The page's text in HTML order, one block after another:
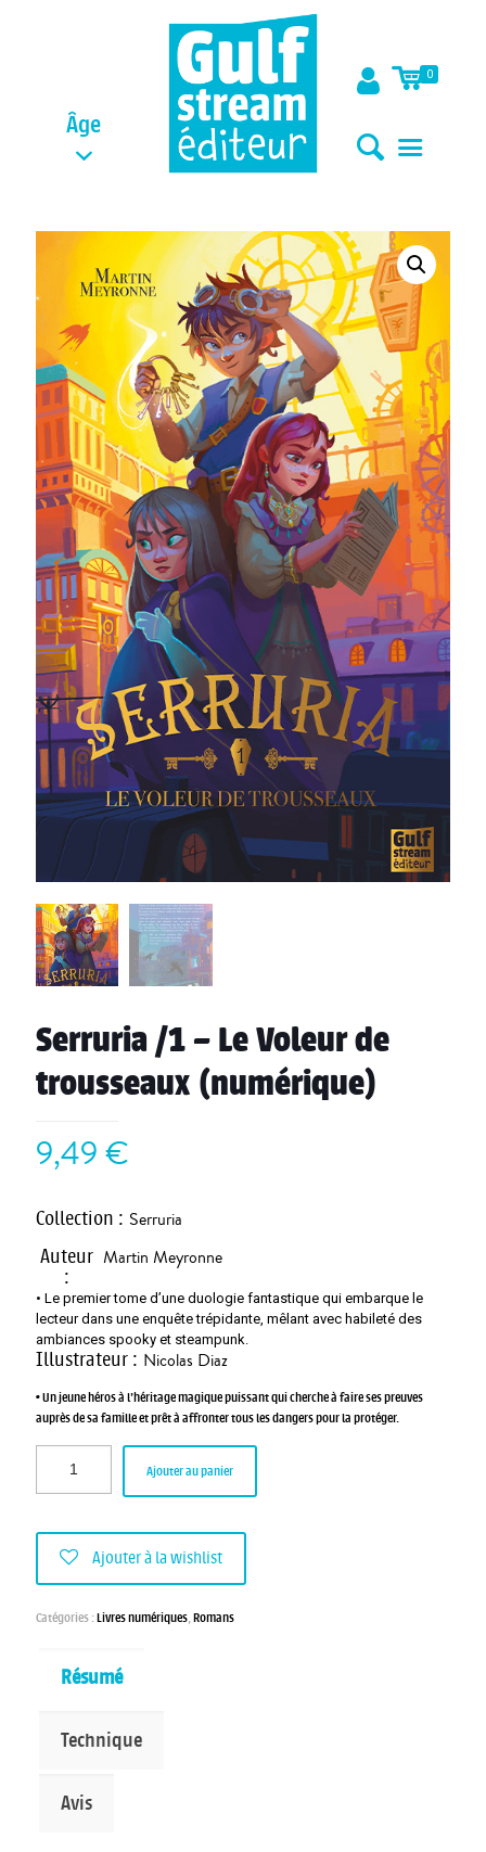
Âge
0
Serruria /1 – Le Voleur de
trousseaux (numérique)
9,49€
Collection : Serruria
Auteur
:
Martin Meyronne
• Le premier tome d’une duologie fantastique qui embarque le
lecteur dans une enquête trépidante, mêlant avec habileté des
ambiances spooky et steampunk.
Illustrateur : Nicolas Diaz
• Un jeune héros à l’héritage magique puissant qui cherche à faire ses preuves
auprès de sa famille et prêt à affronter tous les dangers pour la protéger.
Ajouter au panier
Ajouter à la wishlist
Catégories :Livres numériques,Romans
Résumé
Technique
Avis